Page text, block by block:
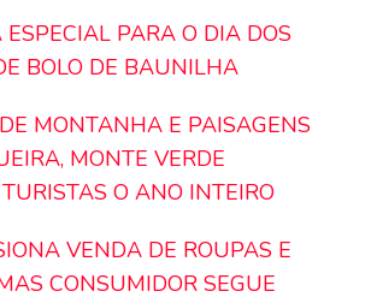
ESPECIAL PARA O DIA DOS
BOLO DE BAUNILHA
MONTANHA E PAISAGENS
MONTE VERDE
O ANO INTEIRO
VENDA DE ROUPAS E
CONSUMIDOR SEGUE